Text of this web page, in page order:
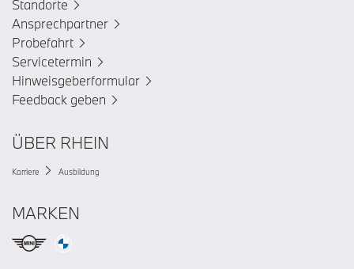
Standorte
Ansprechpartner
Probefahrt
Servicetermin
Hinweisgeberformular
Feedback geben
ÜBER RHEIN
Karriere Ausbildung
MARKEN